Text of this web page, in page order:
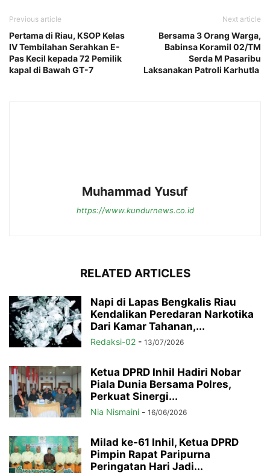
Previous article
Pertama di Riau, KSOP Kelas
IV Tembilahan Serahkan E-
Pas Kecil kepada 72 Pemilik
kapal di Bawah GT-7
Next article
Bersama 3 Orang Warga,
Babinsa Koramil 02/TM
Serda M Pasaribu
Laksanakan Patroli Karhutla
Muhammad Yusuf
https://www.kundurnews.co.id
RELATED ARTICLES
Napi di Lapas Bengkalis Riau
Kendalikan Peredaran Narkotika
Dari Kamar Tahanan,...
Redaksi-02 - 13/07/2026
Ketua DPRD Inhil Hadiri Nobar
Piala Dunia Bersama Polres,
Perkuat Sinergi...
Nia Nismaini - 16/06/2026
Milad ke-61 Inhil, Ketua DPRD
Pimpin Rapat Paripurna
Peringatan Hari Jadi...